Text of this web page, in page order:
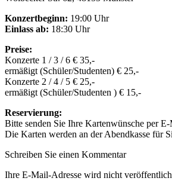
Konzertbeginn: 19:00 Uhr
Einlass ab: 18:30 Uhr
Preise:
Konzerte 1 / 3 / 6 € 35,-
ermäßigt (Schüler/Studenten) € 25,-
Konzerte 2 / 4 / 5 € 25,-
ermäßigt (Schüler/Studenten ) € 15,-
Reservierung:
Bitte senden Sie Ihre Kartenwünsche per
Die Karten werden an der Abendkasse für
Schreiben Sie einen Kommentar
Ihre E-Mail-Adresse wird nicht